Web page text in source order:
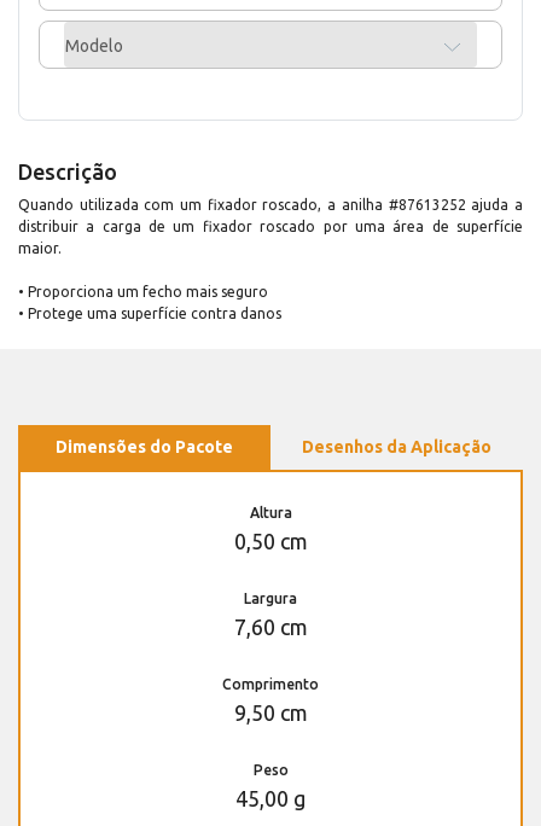
Modelo
Descrição
Quando utilizada com um fixador roscado, a anilha #87613252 ajuda a
distribuir a carga de um fixador roscado por uma área de superfície
maior.
• Proporciona um fecho mais seguro
• Protege uma superfície contra danos
Dimensões do Pacote Desenhos da Aplicação
Altura
0,50 cm
Largura
7,60 cm
Comprimento
9,50 cm
Peso
45,00 g